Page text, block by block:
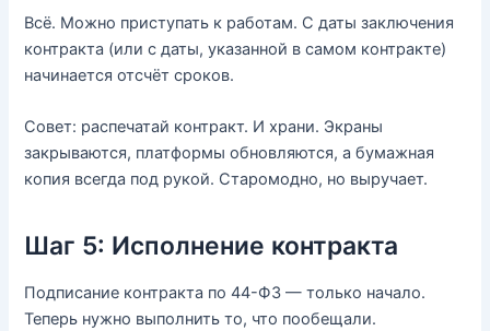
Всё. Можно приступать к работам. С даты заключения
контракта (или с даты, указанной в самом контракте)
начинается отсчёт сроков.
Совет: распечатай контракт. И храни. Экраны
закрываются, платформы обновляются, а бумажная
копия всегда под рукой. Старомодно, но выручает.
Шаг 5: Исполнение контракта
Подписание контракта по 44-ФЗ — только начало.
Теперь нужно выполнить то, что пообещали.